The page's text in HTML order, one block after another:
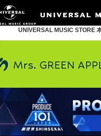
UNIVERSAL MUSIC STORE